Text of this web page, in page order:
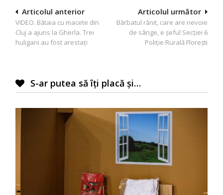
Navigare
în
articole
Articolul următor
Bărbatul rănit, care are nevoie
de sânge, e șeful Secției 6
Poliție Rurală Florești
Articolul anterior
VIDEO. Bătaia cu macete din
Cluj a ajuns la Gherla. Trei
huligani au fost arestaţi
S-ar putea să îți placă și…